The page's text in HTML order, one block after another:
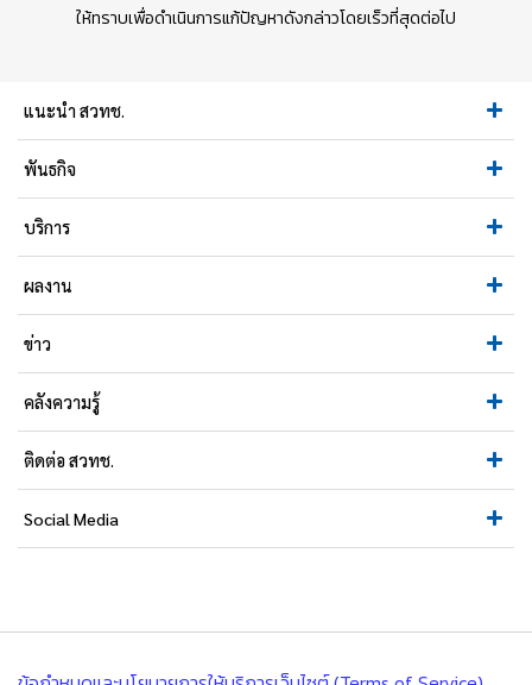
ให้ทราบเพื่อดำเนินการแก้ปัญหาดังกล่าวโดยเร็วที่สุดต่อไป
แนะนำ สวทช.
พันธกิจ
บริการ
ผลงาน
ข่าว
คลังความรู้
ติดต่อ สวทช.
Social Media